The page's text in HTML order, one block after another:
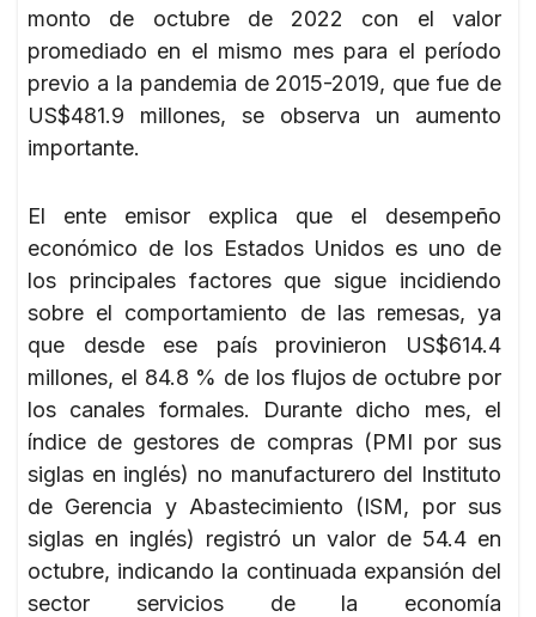
monto de octubre de 2022 con el valor
promediado en el mismo mes para el período
previo a la pandemia de 2015-2019, que fue de
US$481.9 millones, se observa un aumento
importante.
El ente emisor explica que el desempeño
económico de los Estados Unidos es uno de
los principales factores que sigue incidiendo
sobre el comportamiento de las remesas, ya
que desde ese país provinieron US$614.4
millones, el 84.8 % de los flujos de octubre por
los canales formales. Durante dicho mes, el
índice de gestores de compras (PMI por sus
siglas en inglés) no manufacturero del Instituto
de Gerencia y Abastecimiento (ISM, por sus
siglas en inglés) registró un valor de 54.4 en
octubre, indicando la continuada expansión del
sector servicios de la economía